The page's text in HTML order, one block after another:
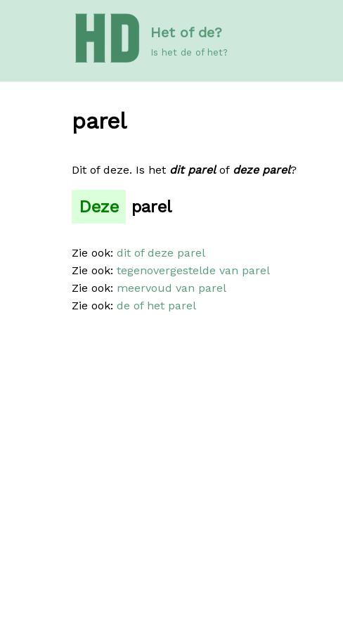
Het of de?
Is het de of het?
parel
Dit of deze. Is het dit parelof deze parel?
Deze parel
Zie ook: dit of deze parel
Zie ook: tegenovergestelde van parel
Zie ook: meervoud van parel
Zie ook: de of het parel